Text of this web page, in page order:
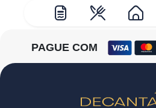
PAGUE COM